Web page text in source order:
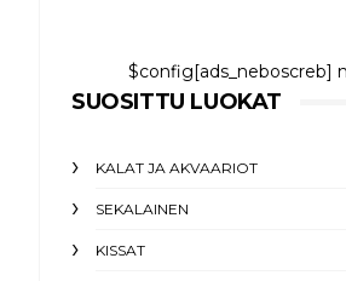
$config[ads_neboscreb]
SUOSITTU LUOKAT
KALAT JA AKVAARIOT
SEKALAINEN
KISSAT